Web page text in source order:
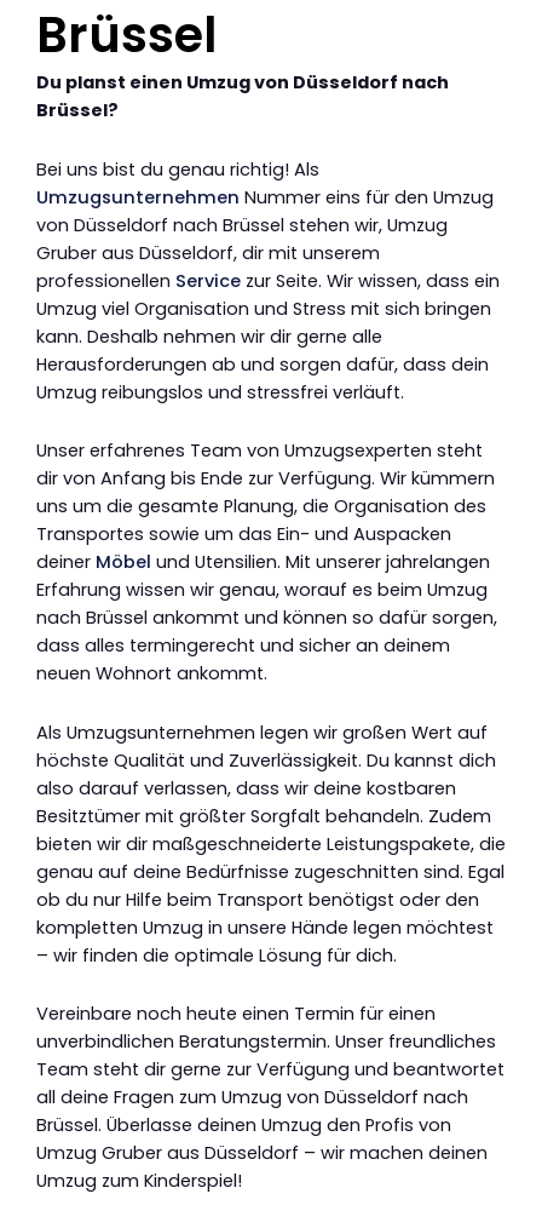
Brüssel
Du planst einen Umzug von Düsseldorf nach
Brüssel?
Bei uns bist du genau richtig! Als
Umzugsunternehmen Nummer eins für den Umzug
von Düsseldorf nach Brüssel stehen wir, Umzug
Gruber aus Düsseldorf, dir mit unserem
professionellen Service zur Seite. Wir wissen, dass ein
Umzug viel Organisation und Stress mit sich bringen
kann. Deshalb nehmen wir dir gerne alle
Herausforderungen ab und sorgen dafür, dass dein
Umzug reibungslos und stressfrei verläuft.
Unser erfahrenes Team von Umzugsexperten steht
dir von Anfang bis Ende zur Verfügung. Wir kümmern
uns um die gesamte Planung, die Organisation des
Transportes sowie um das Ein- und Auspacken
deiner Möbel und Utensilien. Mit unserer jahrelangen
Erfahrung wissen wir genau, worauf es beim Umzug
nach Brüssel ankommt und können so dafür sorgen,
dass alles termingerecht und sicher an deinem
neuen Wohnort ankommt.
Als Umzugsunternehmen legen wir großen Wert auf
höchste Qualität und Zuverlässigkeit. Du kannst dich
also darauf verlassen, dass wir deine kostbaren
Besitztümer mit größter Sorgfalt behandeln. Zudem
bieten wir dir maßgeschneiderte Leistungspakete, die
genau auf deine Bedürfnisse zugeschnitten sind. Egal
ob du nur Hilfe beim Transport benötigst oder den
kompletten Umzug in unsere Hände legen möchtest
– wir finden die optimale Lösung für dich.
Vereinbare noch heute einen Termin für einen
unverbindlichen Beratungstermin. Unser freundliches
Team steht dir gerne zur Verfügung und beantwortet
all deine Fragen zum Umzug von Düsseldorf nach
Brüssel. Überlasse deinen Umzug den Profis von
Umzug Gruber aus Düsseldorf – wir machen deinen
Umzug zum Kinderspiel!